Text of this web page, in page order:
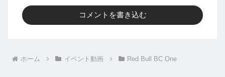
コメントを書き込む
ホーム イベント動画 Red Bull BC One